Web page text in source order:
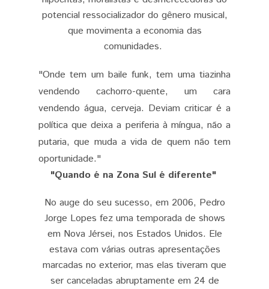
potencial ressocializador do gênero musical,
que movimenta a economia das
comunidades.
"Onde tem um baile funk, tem uma tiazinha
vendendo cachorro-quente, um cara
vendendo água, cerveja. Deviam criticar é a
política que deixa a periferia à míngua, não a
putaria, que muda a vida de quem não tem
oportunidade."
"Quando é na Zona Sul é diferente"
No auge do seu sucesso, em 2006, Pedro
Jorge Lopes fez uma temporada de shows
em Nova Jérsei, nos Estados Unidos. Ele
estava com várias outras apresentações
marcadas no exterior, mas elas tiveram que
ser canceladas abruptamente em 24 de